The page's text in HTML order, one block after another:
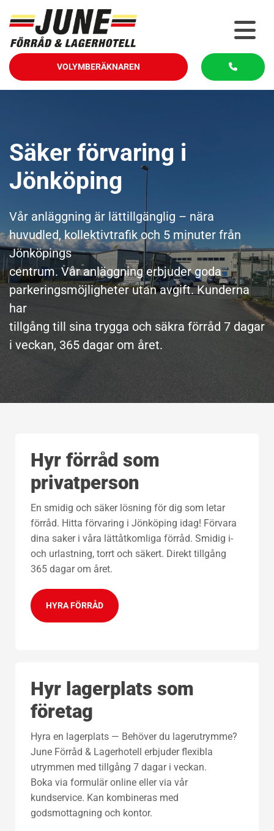
VOLYMBERÄKNAREN
Säker förvaring i
Jönköping
Vår anläggning är lättillgänglig – nära
huvudled, kollektivtrafik och 5 minuter från
Jönköpings
centrum. Vår anläggning erbjuder goda
parkeringsmöjligheter utan avgift. Kunderna
har
tillgång till sina trygga och säkra förråd 7 dagar
i veckan, 365 dagar om året.
Hyr förråd som
privatperson
En smidig och säker lösning för dig som letar
förråd. Hitta förvaring i Jönköping idag! Förvara
dina saker i våra lättåtkomliga förråd. Smidig i-
och urlastning, torrt och säkert. Direkt tillgång
365 dagar om året.
HYRA FÖRRÅD
Hyr lagerplats som
företag
Hyra en lagerplats — Behöver du lagerutrymme?
June Förråd & Lagerhotell erbjuder flexibla
utrymmen med tillgång 7 dagar i veckan.
Boka via formulär online eller via vår
kundservice. Kan kombineras med
godsmottagning och kontor.